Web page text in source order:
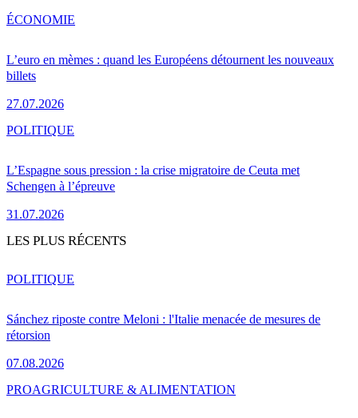
L’euro en mèmes : quand les Européens détournent les nouveaux
billets
27.07.2026
ÉCONOMIE
L’Espagne sous pression : la crise migratoire de Ceuta met
Schengen à l’épreuve
31.07.2026
POLITIQUE
LES PLUS RÉCENTS
Sánchez riposte contre Meloni : l'Italie menacée de mesures de
rétorsion
07.08.2026
POLITIQUE
PROAGRICULTURE & ALIMENTATION